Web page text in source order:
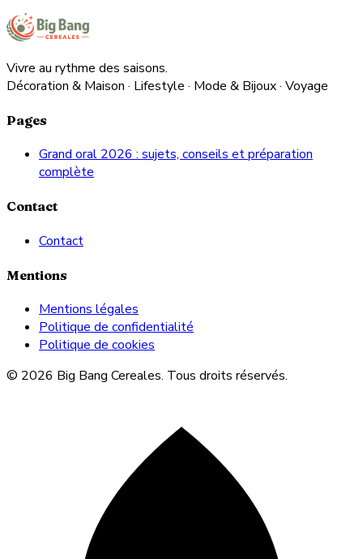
Vivre au rythme des saisons.
Décoration & Maison · Lifestyle · Mode & Bijoux · Voyage
Pages
Grand oral 2026 : sujets, conseils et préparation
complète
Contact
Contact
Mentions
Mentions légales
Politique de confidentialité
Politique de cookies
© 2026 Big Bang Cereales. Tous droits réservés.